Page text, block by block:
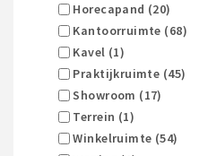
Horecapand (20)
Kantoorruimte (68)
Kavel (1)
Praktijkruimte (45)
Showroom (17)
Terrein (1)
Winkelruimte (54)